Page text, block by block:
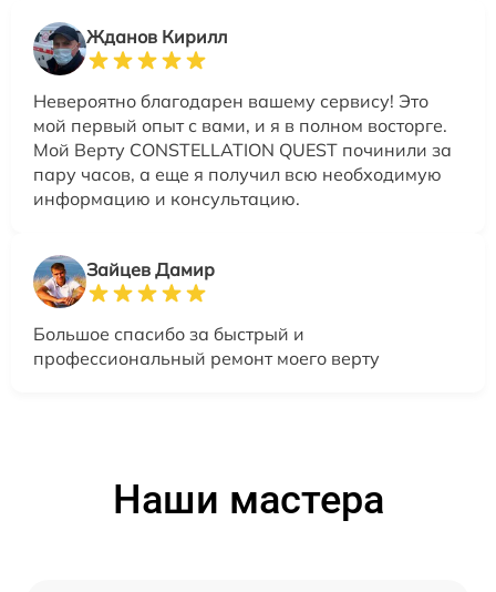
Жданов Кирилл
Невероятно благодарен вашему сервису! Это
мой первый опыт с вами, и я в полном восторге.
Мой Верту CONSTELLATION QUEST починили за
пару часов, а еще я получил всю необходимую
информацию и консультацию.
Зайцев Дамир
Большое спасибо за быстрый и
профессиональный ремонт моего верту
Наши мастера